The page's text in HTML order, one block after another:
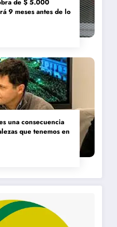
de $ 5.000
9 meses antes de lo
una consecuencia
que tenemos en